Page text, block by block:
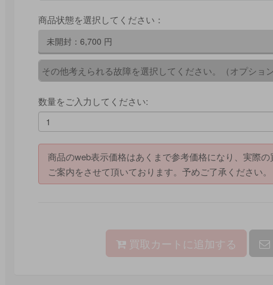
商品状態を選択してください：
未開封： 6,700 円
その他考えられる故障を選択してください。（オプション
数量をご入力してください:
商品のweb表示価格はあくまで参考価格になり、実際
ご案内をさせて頂いております。予めご了承ください。
買取カートに追加する